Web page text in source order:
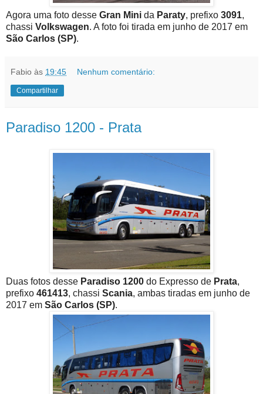
Agora uma foto desse Gran Mini da Paraty, prefixo 3091,
chassi Volkswagen. A foto foi tirada em junho de 2017 em
São Carlos (SP).
Fabio às 19:45 Nenhum comentário:
Compartilhar
Paradiso 1200 - Prata
Duas fotos desse Paradiso 1200 do Expresso de Prata,
prefixo 461413, chassi Scania, ambas tiradas em junho de
2017 em São Carlos (SP).